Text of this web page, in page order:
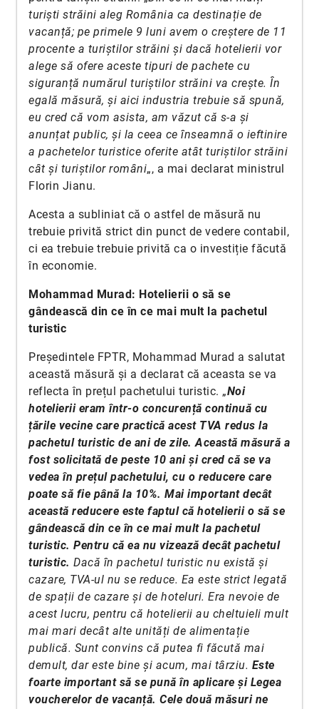
turiști străini aleg România ca destinație de
vacanță; pe primele 9 luni avem o creștere de 11
procente a turiștilor străini și dacă hotelierii vor
alege să ofere aceste tipuri de pachete cu
siguranță numărul turiștilor străini va crește. În
egală măsură, și aici industria trebuie să spună,
eu cred că vom asista, am văzut că s-a și
anunțat public, și la ceea ce înseamnă o ieftinire
a pachetelor turistice oferite atât turiștilor străini
cât și turiștilor români„, a mai declarat ministrul
Florin Jianu.
Acesta a subliniat că o astfel de măsură nu
trebuie privită strict din punct de vedere contabil,
ci ea trebuie trebuie privită ca o investiție făcută
în economie.
Mohammad Murad: Hotelierii o să se
gândească din ce în ce mai mult la pachetul
turistic
Președintele FPTR, Mohammad Murad a salutat
această măsură și a declarat că aceasta se va
reflecta în prețul pachetului turistic. „Noi
hotelierii eram într-o concurență continuă cu
țările vecine care practică acest TVA redus la
pachetul turistic de ani de zile. Această măsură a
fost solicitată de peste 10 ani și cred că se va
vedea în prețul pachetului, cu o reducere care
poate să fie până la 10%. Mai important decât
această reducere este faptul că hotelierii o să se
gândească din ce în ce mai mult la pachetul
turistic. Pentru că ea nu vizează decât pachetul
turistic. Dacă în pachetul turistic nu există și
cazare, TVA-ul nu se reduce. Ea este strict legată
de spații de cazare și de hoteluri. Era nevoie de
acest lucru, pentru că hotelierii au cheltuieli mult
mai mari decât alte unități de alimentație
publică. Sunt convins că putea fi făcută mai
demult, dar este bine și acum, mai târziu. Este
foarte important să se pună în aplicare și Legea
voucherelor de vacanță. Cele două măsuri ne